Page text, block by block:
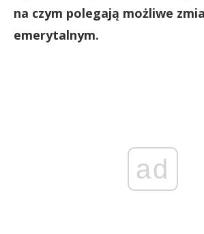
na czym polegają możliwe
emerytalnym.
ad